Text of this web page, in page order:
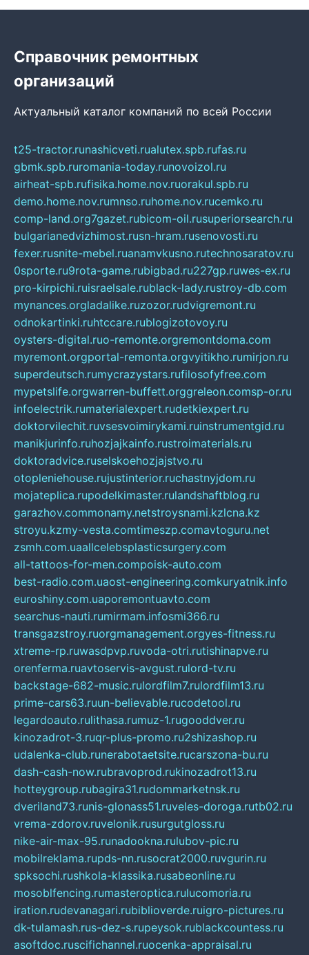
Справочник ремонтных
организаций
Актуальный каталог компаний по всей России
t25-tractor.runashicveti.rualutex.spb.rufas.ru
gbmk.spb.ruromania-today.runovoizol.ru
airheat-spb.rufisika.home.nov.ruorakul.spb.ru
demo.home.nov.rumnso.ruhome.nov.rucemko.ru
comp-land.org7gazet.rubicom-oil.rusuperiorsearch.ru
bulgarianedvizhimost.rusn-hram.rusenovosti.ru
fexer.rusnite-mebel.ruanamvkusno.rutechnosaratov.ru
0sporte.ru9rota-game.rubigbad.ru227gp.ruwes-ex.ru
pro-kirpichi.ruisraelsale.rublack-lady.rustroy-db.com
mynances.orgladalike.ruzozor.rudvigremont.ru
odnokartinki.ruhtccare.rublogizotovoy.ru
oysters-digital.ruo-remonte.orgremontdoma.com
myremont.orgportal-remonta.orgvyitikho.rumirjon.ru
superdeutsch.rumycrazystars.rufilosofyfree.com
mypetslife.orgwarren-buffett.orggreleon.comsp-or.ru
infoelectrik.rumaterialexpert.rudetkiexpert.ru
doktorvilechit.ruvsesvoimirykami.ruinstrumentgid.ru
manikjurinfo.ruhozjajkainfo.rustroimaterials.ru
doktoradvice.ruselskoehozjajstvo.ru
otopleniehouse.rujustinterior.ruchastnyjdom.ru
mojateplica.rupodelkimaster.rulandshaftblog.ru
garazhov.commonamy.netstroysnami.kzlcna.kz
stroyu.kzmy-vesta.comtimeszp.comavtoguru.net
zsmh.com.uaallcelebsplasticsurgery.com
all-tattoos-for-men.compoisk-auto.com
best-radio.com.uaost-engineering.comkuryatnik.info
euroshiny.com.uaporemontuavto.com
searchus-nauti.rumirmam.infosmi366.ru
transgazstroy.ruorgmanagement.orgyes-fitness.ru
xtreme-rp.ruwasdpvp.ruvoda-otri.rutishinapve.ru
orenferma.ruavtoservis-avgust.rulord-tv.ru
backstage-682-music.rulordfilm7.rulordfilm13.ru
prime-cars63.ruun-believable.rucodetool.ru
legardoauto.rulithasa.rumuz-1.rugooddver.ru
kinozadrot-3.ruqr-plus-promo.ru2shizashop.ru
udalenka-club.runerabotaetsite.rucarszona-bu.ru
dash-cash-now.rubravoprod.rukinozadrot13.ru
hotteygroup.rubagira31.rudommarketnsk.ru
dveriland73.runis-glonass51.ruveles-doroga.rutb02.ru
vrema-zdorov.ruvelonik.rusurgutgloss.ru
nike-air-max-95.runadookna.rulubov-pic.ru
mobilreklama.rupds-nn.rusocrat2000.ruvgurin.ru
spksochi.rushkola-klassika.rusabeonline.ru
mosoblfencing.rumasteroptica.rulucomoria.ru
iration.rudevanagari.rubiblioverde.ruigro-pictures.ru
dk-tulamash.rus-dez-s.rupeysok.rublackcountess.ru
asoftdoc.ruscifichannel.ruocenka-appraisal.ru